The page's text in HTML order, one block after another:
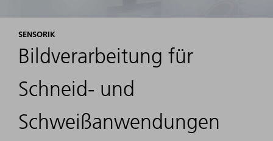
SENSORIK
Bildverarbeitung für
Schneid- und
Schweißanwendungen